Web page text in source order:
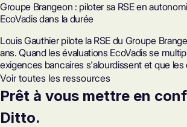
Groupe Brangeon : piloter sa RSE en
EcoVadis dans la durée
Louis Gauthier pilote la RSE du Groupe
ans. Quand les évaluations EcoVadis se
exigences bancaires s'alourdissent et que les
clients deviennent de plus en plus complexes,
permettre de tout refaire chaque année. Voici
aidé à gagner 50 % de temps sur ses
jalons d'une progression continue.
Voir toutes les ressources
Prêt à vous mettre en
Ditto.